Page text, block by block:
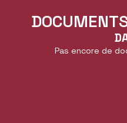
Pas encore de